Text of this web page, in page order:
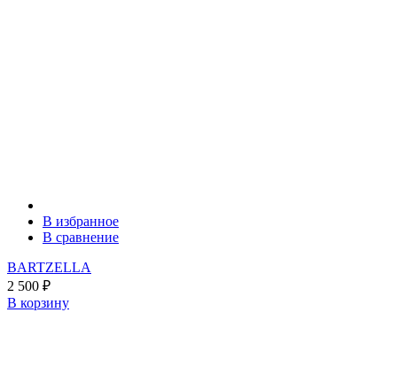
В избранное
В сравнение
BARTZELLA
2 500 ₽
В корзину